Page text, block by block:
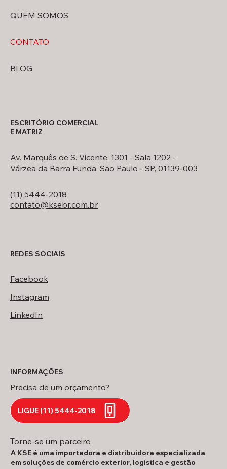
QUEM SOMOS
CONTATO
BLOG
(11) 5444-2018
contato@ksebr.com.br
Av. Marquês de S. Vicente, 1301 - Sala 1202 -
Várzea da Barra Funda, São Paulo - SP, 01139-003
ESCRITÓRIO COMERCIAL
E MATRIZ
REDES SOCIAIS
Facebook
Instagram
LinkedIn
INFORMAÇÕES
Precisa de um orçamento?
LIGUE (11) 5444-2018
Torne-se um parceiro
A KSE é uma importadora e distribuidora especializada
em soluções de comércio exterior, logística e gestão